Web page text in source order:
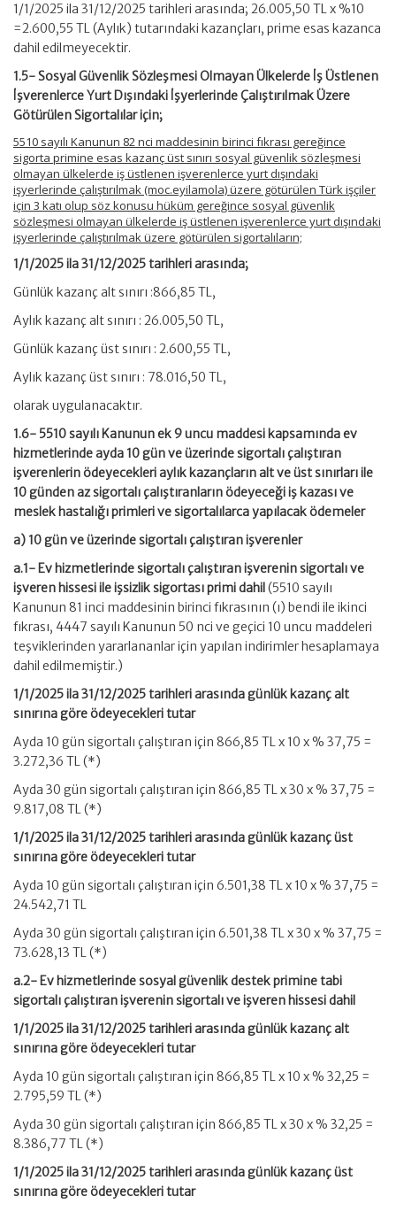
1/1/2025 ila 31/12/2025 tarihleri arasında; 26.005,50 TL x %10
=2.600,55 TL (Aylık) tutarındaki kazançları, prime esas kazanca
dahil edilmeyecektir.
1.5- Sosyal Güvenlik Sözleşmesi Olmayan Ülkelerde İş Üstlenen
İşverenlerce Yurt Dışındaki İşyerlerinde Çalıştırılmak Üzere
Götürülen Sigortalılar için;
5510 sayılı Kanunun 82 nci maddesinin birinci fıkrası gereğince
sigorta primine esas kazanç üst sınırı sosyal güvenlik sözleşmesi
olmayan ülkelerde iş üstlenen işverenlerce yurt dışındaki
işyerlerinde çalıştırılmak (moc.eyilamola) üzere götürülen Türk işçiler
için 3 katı olup söz konusu hüküm gereğince sosyal güvenlik
sözleşmesi olmayan ülkelerde iş üstlenen işverenlerce yurt dışındaki
işyerlerinde çalıştırılmak üzere götürülen sigortalıların;
1/1/2025 ila 31/12/2025 tarihleri arasında;
Günlük kazanç alt sınırı :866,85 TL,
Aylık kazanç alt sınırı : 26.005,50 TL,
Günlük kazanç üst sınırı : 2.600,55 TL,
Aylık kazanç üst sınırı : 78.016,50 TL,
olarak uygulanacaktır.
1.6- 5510 sayılı Kanunun ek 9 uncu maddesi kapsamında ev
hizmetlerinde ayda 10 gün ve üzerinde sigortalı çalıştıran
işverenlerin ödeyecekleri aylık kazançların alt ve üst sınırları ile
10 günden az sigortalı çalıştıranların ödeyeceği iş kazası ve
meslek hastalığı primleri ve sigortalılarca yapılacak ödemeler
a) 10 gün ve üzerinde sigortalı çalıştıran işverenler
a.1- Ev hizmetlerinde sigortalı çalıştıran işverenin sigortalı ve
işveren hissesi ile işsizlik sigortası primi dahil(5510 sayılı
Kanunun 81 inci maddesinin birinci fıkrasının (ı) bendi ile ikinci
fıkrası, 4447 sayılı Kanunun 50 nci ve geçici 10 uncu maddeleri
teşviklerinden yararlananlar için yapılan indirimler hesaplamaya
dahil edilmemiştir.)
1/1/2025 ila 31/12/2025 tarihleri arasında günlük kazanç alt
sınırına göre ödeyecekleri tutar
Ayda 10 gün sigortalı çalıştıran için 866,85 TL x 10 x % 37,75 =
3.272,36 TL (*)
Ayda 30 gün sigortalı çalıştıran için 866,85 TL x 30 x % 37,75 =
9.817,08 TL (*)
1/1/2025 ila 31/12/2025 tarihleri arasında günlük kazanç üst
sınırına göre ödeyecekleri tutar
Ayda 10 gün sigortalı çalıştıran için 6.501,38 TL x 10 x % 37,75 =
24.542,71 TL
Ayda 30 gün sigortalı çalıştıran için 6.501,38 TL x 30 x % 37,75 =
73.628,13 TL (*)
a.2- Ev hizmetlerinde sosyal güvenlik destek primine tabi
sigortalı çalıştıran işverenin sigortalı ve işveren hissesi dahil
1/1/2025 ila 31/12/2025 tarihleri arasında günlük kazanç alt
sınırına göre ödeyecekleri tutar
Ayda 10 gün sigortalı çalıştıran için 866,85 TL x 10 x % 32,25 =
2.795,59 TL (*)
Ayda 30 gün sigortalı çalıştıran için 866,85 TL x 30 x % 32,25 =
8.386,77 TL (*)
1/1/2025 ila 31/12/2025 tarihleri arasında günlük kazanç üst
sınırına göre ödeyecekleri tutar